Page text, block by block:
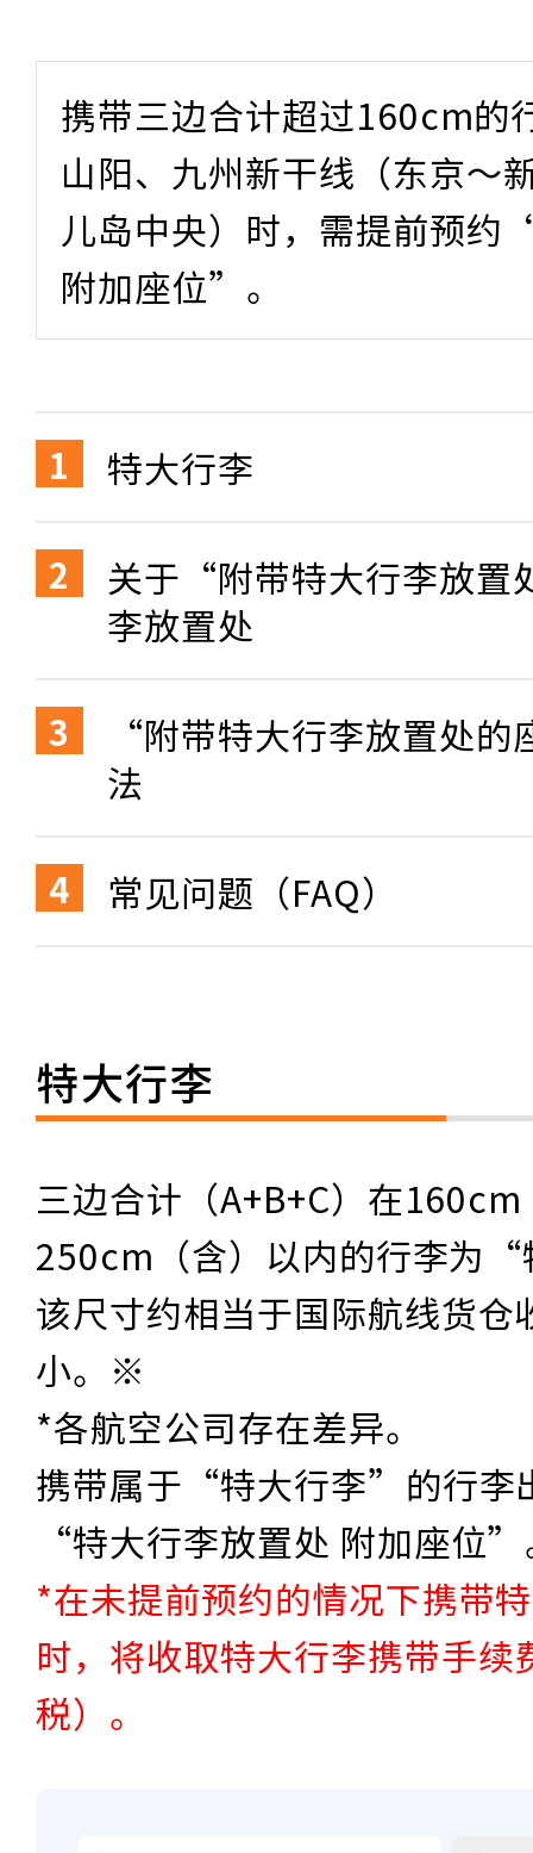
携带三边合计超过160cm的
山阳、九州新干线（东京～
儿岛中央）时，需提前预约
附加座位”。
特大行李
关于“附带特大行李放
李放置处
“附带特大行李放置处
法
常见问题（FAQ）
特大行李
三边合计（A+B+C）在
250cm（含）以内的行李为
该尺寸约相当于国际航线货仓
小。※
*各航空公司存在差异。
携带属于“特大行李”的行李
“特大行李放置处 附加座位
*在未提前预约的情况下携带
时，将收取特大行李携带手
税）。